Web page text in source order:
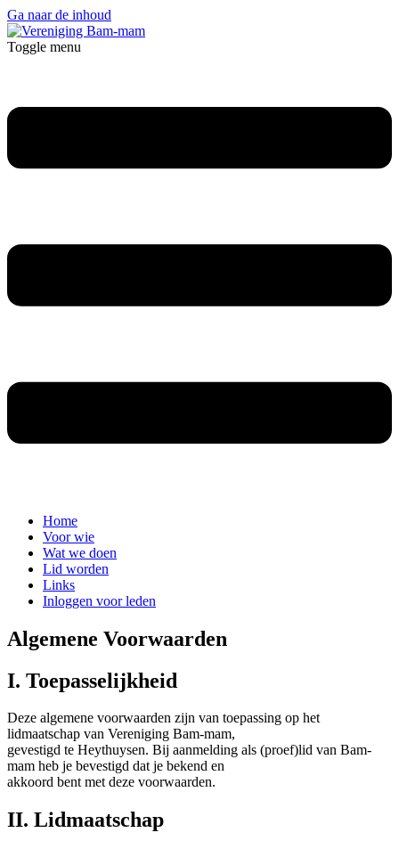
Ga naar de inhoud
Toggle menu
Home
Voor wie
Wat we doen
Lid worden
Links
Inloggen voor leden
Algemene Voorwaarden
I. Toepasselijkheid
Deze algemene voorwaarden zijn van toepassing op het
lidmaatschap van Vereniging Bam-mam,
gevestigd te Heythuysen. Bij aanmelding als (proef)lid van Bam-
mam heb je bevestigd dat je bekend en
akkoord bent met deze voorwaarden.
II. Lidmaatschap